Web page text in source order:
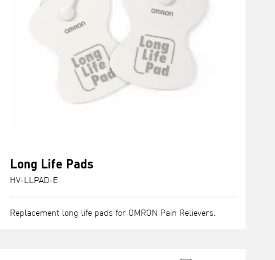
Long Life Pads
HV-LLPAD-E
Replacement long life pads for OMRON Pain Relievers.